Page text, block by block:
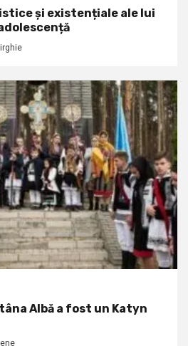
și existențiale ale lui
Albă a fost un Katyn